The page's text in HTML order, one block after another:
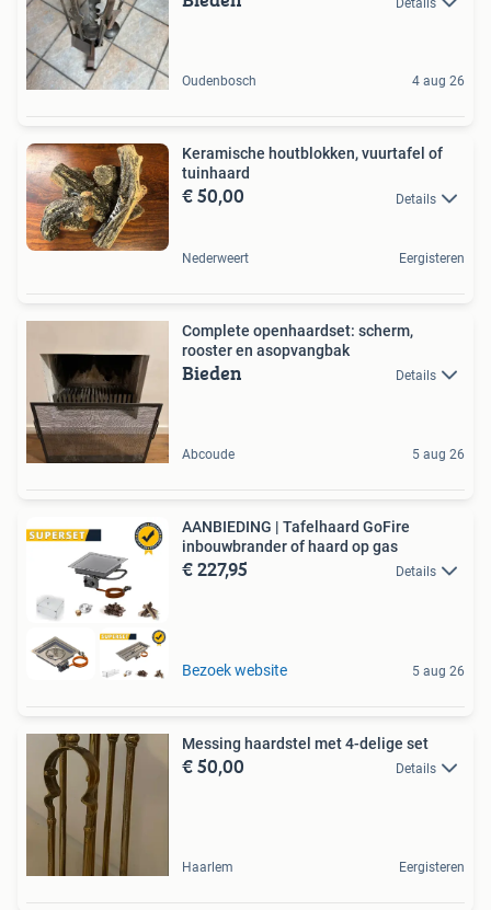
Oudenbosch 4 aug 26
Keramische houtblokken, vuurtafel of
tuinhaard
€ 50,00 Details
Nederweert Eergisteren
Complete openhaardset: scherm,
rooster en asopvangbak
Bieden Details
Abcoude 5 aug 26
AANBIEDING | Tafelhaard GoFire
inbouwbrander of haard op gas
€ 227,95 Details
Bezoek website 5 aug 26
Messing haardstel met 4-delige set
€ 50,00 Details
Haarlem Eergisteren